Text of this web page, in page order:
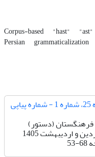
Corpus-based "hast" "ast"
Persian grammaticalization
دوره 25، شماره 1 - شماره پیاپی
فرهنگستان (دستور)
و اردیبهشت 1405
53-68